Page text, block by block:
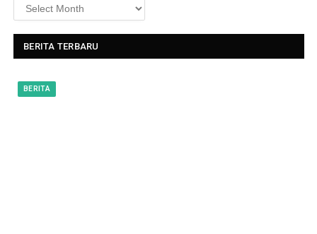
BERITA TERBARU
BERITA